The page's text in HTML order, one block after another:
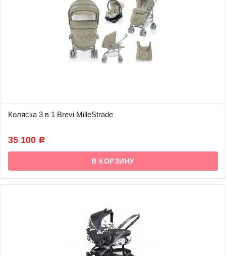
Коляска 3 в 1 Brevi MilleStrade
35 100 Р